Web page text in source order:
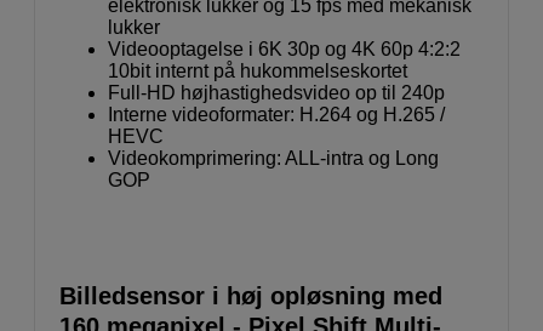
elektronisk lukker og 15 fps med mekanisk
lukker
Videooptagelse i 6K 30p og 4K 60p 4:2:2
10bit internt på hukommelseskortet
Full-HD højhastighedsvideo op til 240p
Interne videoformater: H.264 og H.265 /
HEVC
Videokomprimering: ALL-intra og Long
GOP
Billedsensor i høj opløsning med